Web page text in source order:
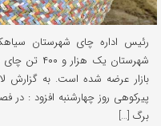
رئیس اداره چای شهرستان
شهرستان
بازار عرضه شده است. به گزارش
برگ […]